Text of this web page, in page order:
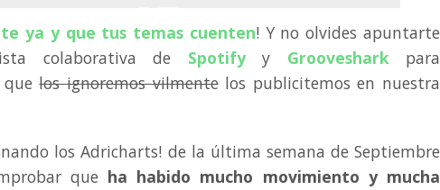
ya y que tus temas cuenten! Y no olvides apuntarte
colaborativa de Spotifyy Groovesharkpara
quelos ignoremos vilmentelos publicitemos en nuestra
los Adricharts! de la última semana de Septiembre
que ha habido mucho movimiento y mucha